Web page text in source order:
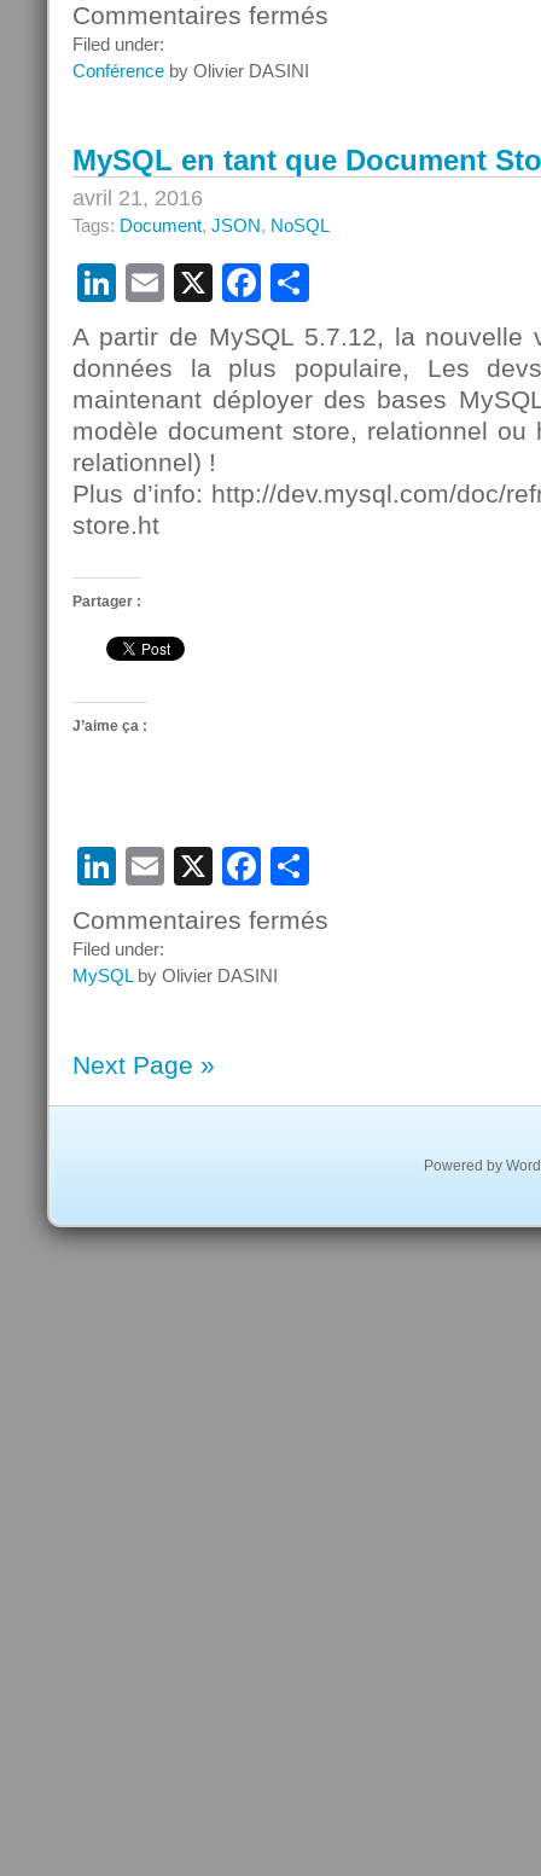
Commentaires fermés
2016
Filed under:
Conférence by Olivier DASINI
MySQL en tant que Document
avril 21, 2016
Tags: Document, JSON, NoSQL
LinkedIn
Email
X Facebook
A partir de MySQL 5.7.12, la nouvelle
données la plus populaire, Les
maintenant déployer des bases
modèle document store, relationnel ou
relationnel) !
Plus d’info: http://dev.mysql.com/doc/
store.ht
Partager :
J’aime ça :
LinkedIn
Email
X Facebook
Commentaires fermés
Filed under:
MySQLby Olivier DASINI
Next Page »
Powered by